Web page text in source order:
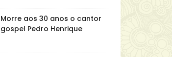
Morre aos 30 anos o cantor
gospel Pedro Henrique